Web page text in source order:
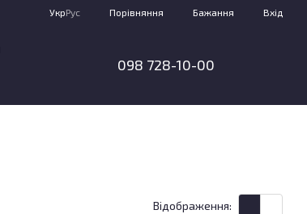
УкрРус Порівняння Бажання Вхід
098 728-10-00
Відображення: